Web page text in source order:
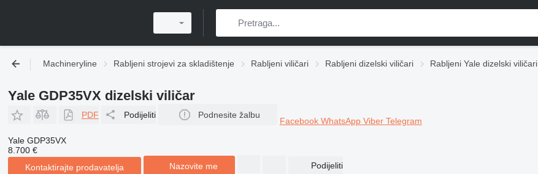
Machineryline Rabljeni strojevi za skladištenje Rabljeni viličari Rabljeni dizelski viličari Rabljeni Yale dizelski viličari
Yale GDP35VX dizelski viličar
PDF Podijeliti Podnesite žalbu
Facebook WhatsApp Viber Telegram
Yale GDP35VX
8.700 €
Kontaktirajte prodavatelja
Nazovite me Podijeliti